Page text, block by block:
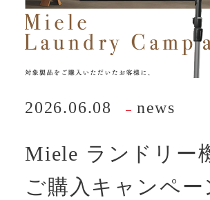
2026.06.08 news
Miele ランドリー
ご購入キャンペー